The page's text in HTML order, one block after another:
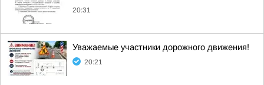
20:31
Уважаемые участники дорожного движения!
20:21